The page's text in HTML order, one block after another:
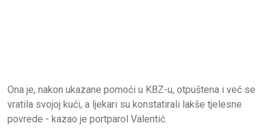
Ona je, nakon ukazane pomoći u KBZ-u, otpuštena i već se
vratila svojoj kući, a ljekari su konstatirali lakše tjelesne
povrede - kazao je portparol Valentić.